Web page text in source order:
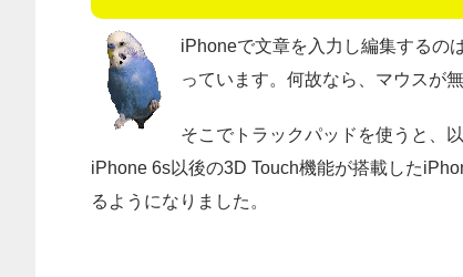
iPhoneで文章を入力し編集するの
っています。何故なら、マウスが
そこでトラックパッドを使うと、
iPhone 6s以後の3D Touch機能が搭載した
るようになりました。